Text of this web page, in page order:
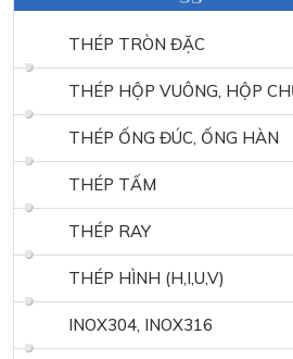
THÉP TRÒN ĐẶC
THÉP HỘP VUÔNG, HỘP
THÉP ỐNG ĐÚC, ỐNG HÀN
THÉP TẤM
THÉP RAY
THÉP HÌNH (H,I,U,V)
INOX304, INOX316